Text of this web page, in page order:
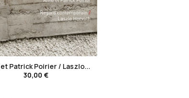
favorite_border
Patrick Poirier / Laszlo...
30,00 €